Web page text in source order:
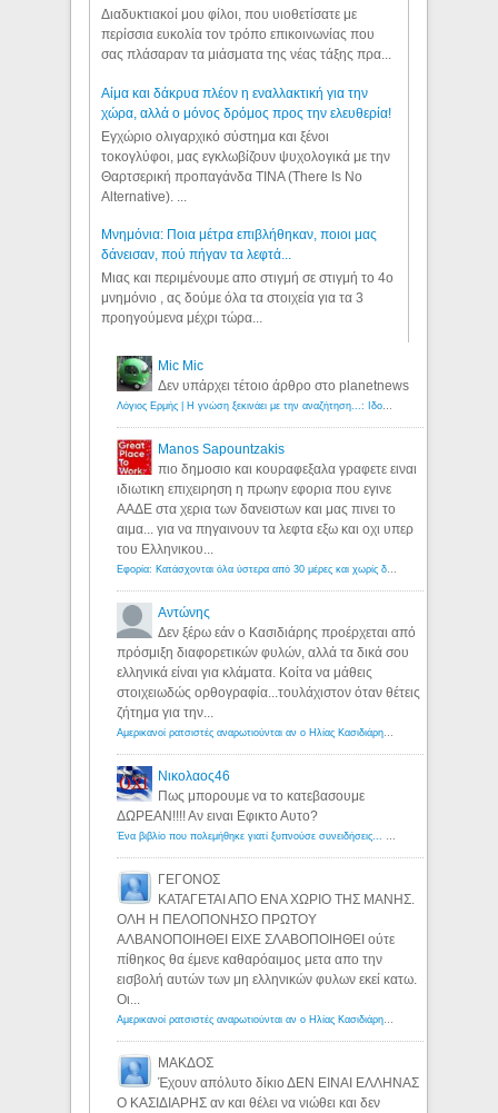
Διαδυκτιακοί μου φίλοι, που υιοθετίσατε με
περίσσια ευκολία τον τρόπο επικοινωνίας που
σας πλάσαραν τα μιάσματα της νέας τάξης πρα...
Αίμα και δάκρυα πλέον η εναλλακτική για την
χώρα, αλλά ο μόνος δρόμος προς την ελευθερία!
Εγχώριο ολιγαρχικό σύστημα και ξένοι
τοκογλύφοι, μας εγκλωβίζουν ψυχολογικά με την
Θαρτσερική προπαγάνδα TINA (There Is No
Alternative). ...
Μνημόνια: Ποια μέτρα επιβλήθηκαν, ποιοι μας
δάνεισαν, πού πήγαν τα λεφτά...
Μιας και περιμένουμε απο στιγμή σε στιγμή το 4ο
μνημόνιο , ας δούμε όλα τα στοιχεία για τα 3
προηγούμενα μέχρι τώρα...
Mic Mic
Δεν υπάρχει τέτοιο άρθρο στο planetnews
Λόγιος Ερμής | Η γνώση ξεκινάει με την αναζήτηση...: Ιδού οι 18 που χρωστούν 11 δις ευρώ!
Manos Sapountzakis
πιο δημοσιο και κουραφεξαλα γραφετε ειναι
ιδιωτικη επιχειρηση η πρωην εφορια που εγινε
ΑΑΔΕ στα χερια των δανειστων και μας πινει το
αιμα... για να πηγαινουν τα λεφτα εξω και οχι υπερ
του Ελληνικου...
Εφορία: Κατάσχονται όλα ύστερα από 30 μέρες και χωρίς δικαστικές αποφάσεις - Λόγιος Ερμής
Αντώνης
Δεν ξέρω εάν ο Κασιδιάρης προέρχεται από
πρόσμιξη διαφορετικών φυλών, αλλά τα δικά σου
ελληνικά είναι για κλάματα. Κοίτα να μάθεις
στοιχειωδώς ορθογραφία...τουλάχιστον όταν θέτεις
ζήτημα για την...
Αμερικανοί ρατσιστές αναρωτιούνται αν ο Ηλίας Κασιδιάρης ανήκει στη λευκή φυλή... - Λόγιος Ερμής
Νικολαος46
Πως μπορουμε να το κατεβασουμε
ΔΩΡΕΑΝ!!!! Αν ειναι Εφικτο Αυτο?
Ένα βιβλίο που πολεμήθηκε γιατί ξυπνούσε συνειδήσεις... - Λόγιος Ερμής | Η γνώση ξεκινάει με την αναζήτηση...
ΓΕΓΟΝΟΣ
ΚΑΤΑΓΕΤΑΙ ΑΠΟ ΕΝΑ ΧΩΡΙΟ ΤΗΣ ΜΑΝΗΣ.
ΟΛΗ Η ΠΕΛΟΠΟΝΗΣΟ ΠΡΩΤΟΥ
ΑΛΒΑΝΟΠΟΙΗΘΕΙ ΕΙΧΕ ΣΛΑΒΟΠΟΙΗΘΕΙ ούτε
πίθηκος θα έμενε καθαρόαιμος μετα απο την
εισβολή αυτών των μη ελληνικών φυλων εκεί κατω.
Οι...
Αμερικανοί ρατσιστές αναρωτιούνται αν ο Ηλίας Κασιδιάρης ανήκει στη λευκή φυλή... - Λόγιος Ερμής
ΜΑΚΔΟΣ
Έχουν απόλυτο δίκιο ΔΕΝ ΕΙΝΑΙ ΕΛΛΗΝΑΣ
Ο ΚΑΣΙΔΙΑΡΗΣ αν και θέλει να νιώθει και δεν